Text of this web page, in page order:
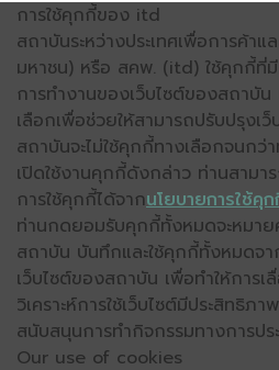
การใช้คุกกี้ของ itd
สถาบันระหว่างประเทศเพื่อการค้า
มหาชน) หรือ สคพ. (itd) ใช้คุกกี้ที่
การทำงานของเว็บไซต์ของสถาบัน
เลือกเพื่อช่วยให้สามารถปรับปรุง
สถาบันจะไม่ใช้คุกกี้ทางเลือกจนก
เปิดใช้งานคุกกี้ดังกล่าว ท่านสามา
การใช้คุกกี้ได้จากนโยบายการใช้คุ
ท่านกดยอมรับคุกกี้ทั้งหมดจะหมาย
สถาบัน บันทึกและใช้คุกกี้ทั้งหมดจา
เว็บไซต์ของสถาบัน เพื่อทำให้การเ
วิเคราะห์การใช้เว็บไซต์มีประสิทธิภ
สนับสนุนการทำกิจกรรมทางการป
Our use of cookies